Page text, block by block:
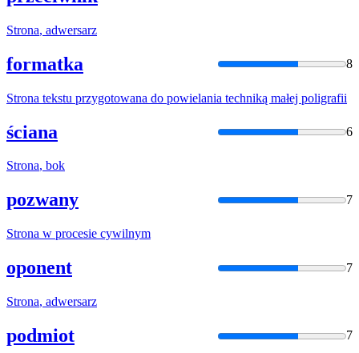
Strona, adwersarz
formatka 8
Strona tekstu przygotowana do powielania techniką małej poligrafii
ściana 6
Strona, bok
pozwany 7
Strona w procesie cywilnym
oponent 7
Strona, adwersarz
podmiot 7